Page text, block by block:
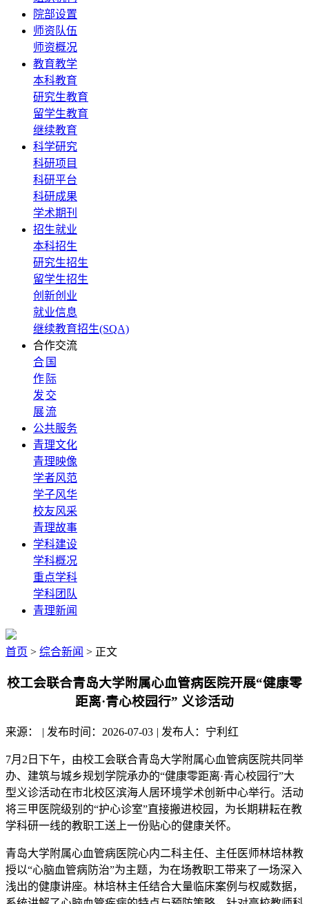
院部设置
师资队伍
师资概况
教育教学
本科教育
研究生教育
留学生教育
继续教育
科学研究
科研项目
科研平台
科研成果
学术期刊
招生就业
本科招生
研究生招生
留学生招生
创新创业
就业信息
继续教育招生(SQA)
合作交流
合
作
发
展
国
际
交
流
公共服务
青理文化
青理映像
学者风范
学子风华
校友风采
青理故事
学科建设
学科概况
重点学科
学科团队
青理新闻
首页 > 综合新闻 > 正文
校工会联合青岛大学附属心血管病医院开展“健康零
距离·青心校园行” 义诊活动
来源： | 发布时间：2026-07-03 | 发布人：宁利红
7月2日下午，由校工会联合青岛大学附属心血管病医院共同举
办、建筑与城乡规划学院承办的“健康零距离·青心校园行”大
型义诊活动在市北校区滨海人居环境学术创新中心举行。活动
将三甲医院级别的“护心诊室”直接搬进校园，为长期耕耘在教
学科研一线的教职工送上一份贴心的健康关怀。
青岛大学附属心血管病医院心内二科主任、主任医师林培林教
授以“心脑血管病防治”为主题，为在场教职工带来了一场深入
浅出的健康讲座。林培林主任结合大量临床案例与权威数据，